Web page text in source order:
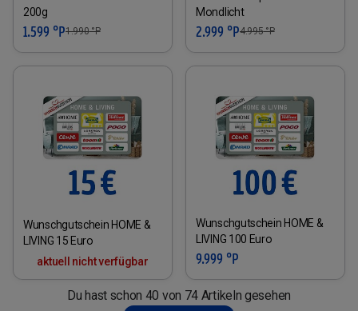
200g
1.599 °P1.990°P
Mondlicht
2.999 °P4.995°P
Wunschgutschein HOME &
LIVING 15 Euro
aktuell nicht verfügbar
Wunschgutschein HOME &
LIVING 100 Euro
9.999 °P
Du hast schon 40 von 74 Artikeln gesehen